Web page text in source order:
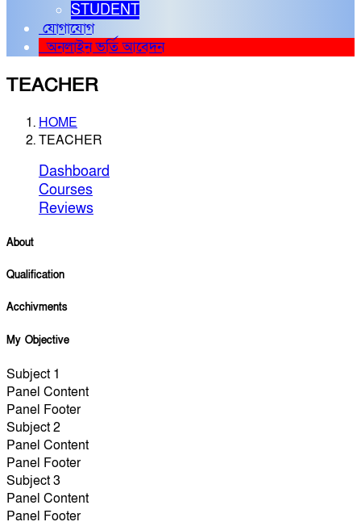
STUDENT
যোগাযোগ
অনলাইন ভর্তি আবেদন
TEACHER
HOME
TEACHER
Dashboard
Courses
Reviews
About
Qualification
Acchivments
My Objective
Subject 1
Panel Content
Panel Footer
Subject 2
Panel Content
Panel Footer
Subject 3
Panel Content
Panel Footer